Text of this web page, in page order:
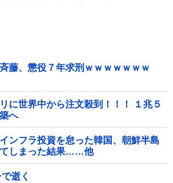
藤、懲役７年求刑ｗｗｗｗｗｗｗ
に世界中から注文殺到！！！ １兆５
へ
ンフラ投資を怠った韓国、朝鮮半島
しまった結果……他
逝く